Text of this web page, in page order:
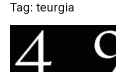
Tag: teurgia